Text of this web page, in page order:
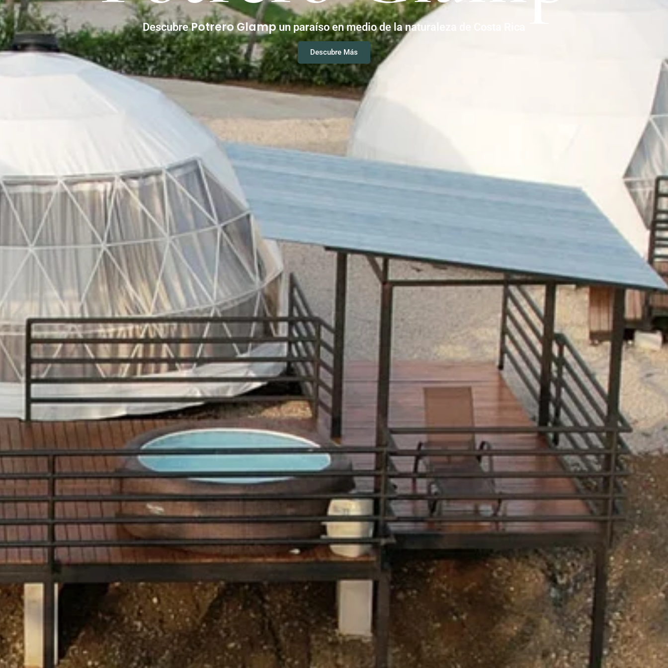
DescubrePotrero Glamp un paraíso en medio de la naturaleza de Costa Rica
Descubre Más